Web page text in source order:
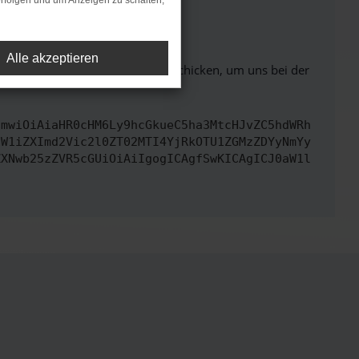
unterstützt werden.
Du kannst uns diesen Text schicken, um uns bei der
Alle akzeptieren